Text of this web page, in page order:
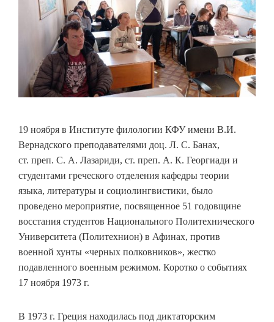
19 ноября в Институте филологии КФУ имени В.И.
Вернадского преподавателями доц. Л. С. Банах,
ст. преп. С. А. Лазариди, ст. преп. А. К. Георгиади и
студентами греческого отделения кафедры теории
языка, литературы и социолингвистики, было
проведено мероприятие, посвященное 51 годовщине
восстания студентов Национального Политехнического
Университета (Политехнион) в Афинах, против
военной хунты «черных полковников», жестко
подавленного военным режимом. Коротко о событиях
17 ноября 1973 г.
В 1973 г. Греция находилась под диктаторским